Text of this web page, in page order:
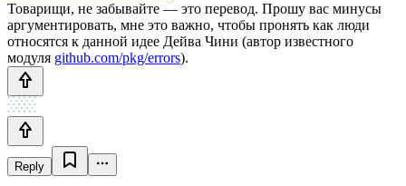
Товарищи, не забывайте — это перевод. Прошу вас минусы
аргументировать, мне это важно, чтобы пронять как люди
относятся к данной идее Дейва Чини (автор известного
модуля github.com/pkg/errors).
Reply